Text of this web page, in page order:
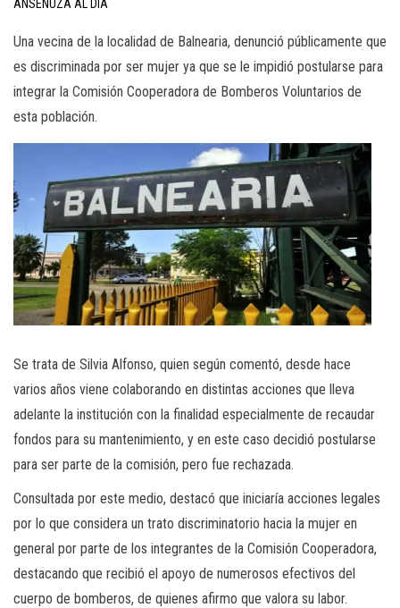
ANSENUZA AL DÍA
Una vecina de la localidad de Balnearia, denunció públicamente que
es discriminada por ser mujer ya que se le impidió postularse para
integrar la Comisión Cooperadora de Bomberos Voluntarios de
esta población.
Se trata de Silvia Alfonso, quien según comentó, desde hace
varios años viene colaborando en distintas acciones que lleva
adelante la institución con la finalidad especialmente de recaudar
fondos para su mantenimiento, y en este caso decidió postularse
para ser parte de la comisión, pero fue rechazada.
Consultada por este medio, destacó que iniciaría acciones legales
por lo que considera un trato discriminatorio hacia la mujer en
general por parte de los integrantes de la Comisión Cooperadora,
destacando que recibió el apoyo de numerosos efectivos del
cuerpo de bomberos, de quienes afirmo que valora su labor.